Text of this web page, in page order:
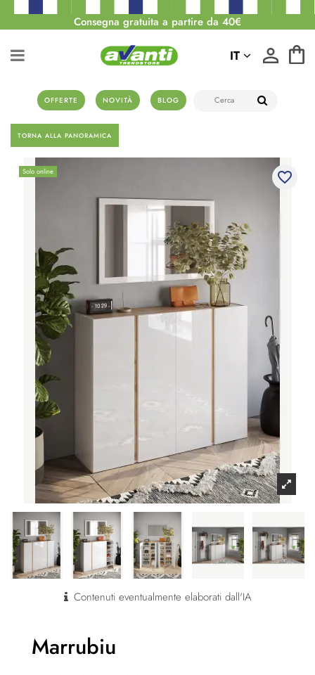
Consegna gratuita a partire da 40€
OFFERTE NOVITÀ BLOG
IT
TORNA ALLA PANORAMICA
Solo online favorite_border
Contenuti eventualmente elaborati dall'IA
Marrubiu